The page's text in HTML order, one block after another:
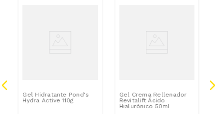
Gel Hidratante Pond's
Hydra Active 110g
Gel Crema Rellenador
Revitalift Ácido
Hialurónico 50ml